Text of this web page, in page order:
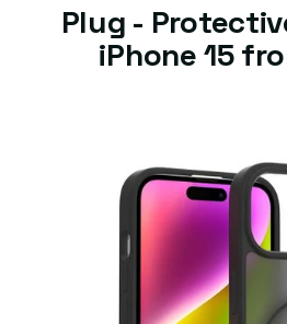
Plug -
iPhone 15